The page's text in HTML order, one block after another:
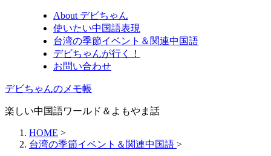
About デビちゃん
使いたい中国語表現
台湾の季節イベント＆関連中国語
デビちゃんが行く！
お問い合わせ
デビちゃんのメモ帳
楽しい中国語ワールド＆よもやま話
HOME >
台湾の季節イベント＆関連中国語 >